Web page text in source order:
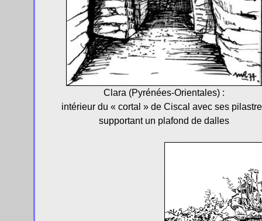
Clara (Pyrénées-Orientales) :
intérieur du « cortal » de Ciscal avec ses
supportant un plafond de dalles